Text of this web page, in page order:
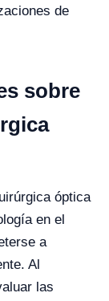
de
sobre
óptica
en el
a
Al
las